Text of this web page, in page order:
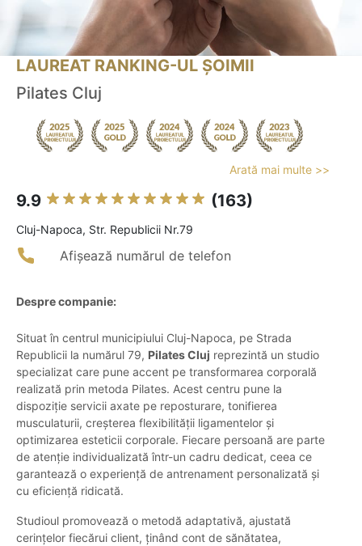
LAUREAT RANKING-UL ȘOIMII
Pilates Cluj
Arată mai multe >>
9.9 (163)
Cluj-Napoca, Str. Republicii Nr.79
Afișează numărul de telefon
Despre companie:
Situat în centrul municipiului Cluj-Napoca, pe Strada
Republicii la numărul 79, Pilates Cluj reprezintă un studio
specializat care pune accent pe transformarea corporală
realizată prin metoda Pilates. Acest centru pune la
dispoziție servicii axate pe reposturare, tonifierea
musculaturii, creșterea flexibilității ligamentelor și
optimizarea esteticii corporale. Fiecare persoană are parte
de atenție individualizată într-un cadru dedicat, ceea ce
garantează o experiență de antrenament personalizată și
cu eficiență ridicată.
Studioul promovează o metodă adaptativă, ajustată
cerințelor fiecărui client, ținând cont de sănătatea,